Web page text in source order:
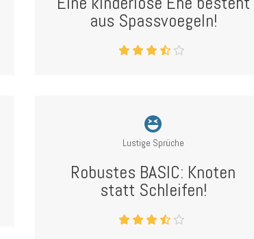
aus Spassvoegeln!
Lustige Sprüche
Robustes BASIC: Knoten
statt Schleifen!